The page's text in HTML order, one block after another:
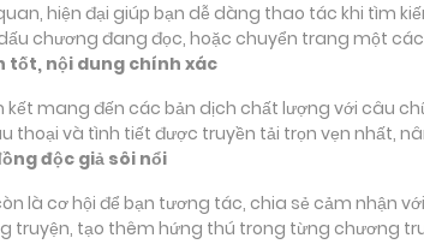
hiện đại giúp bạn dễ dàng thao tác khi tìm
chương đang đọc, hoặc chuyển trang một
tốt, nội dung chính xác
mang đến các bản dịch chất lượng với câu
thoại và tình tiết được truyền tải trọn vẹn nhất,
độc giả sôi nổi
là cơ hội để bạn tương tác, chia sẻ cảm nhận
truyện, tạo thêm hứng thú trong từng chương